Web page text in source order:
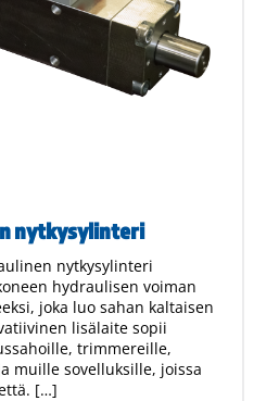
nytkysylinteri
nytkysylinteri
hydraulisen voiman
joka luo sahan kaltaisen
lisälaite sopii
trimmereille,
muille sovelluksille, joissa
[…]